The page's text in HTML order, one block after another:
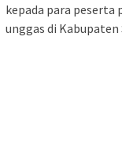
kepada para
unggas di